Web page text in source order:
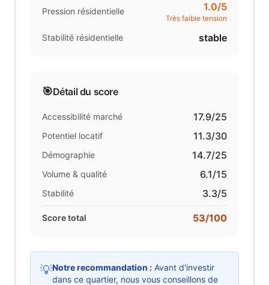
Pression résidentielle 1.0/5
Très faible tension
Stabilité résidentielle stable
🎯Détail du score
Accessibilité marché 17.9/25
Potentiel locatif 11.3/30
Démographie 14.7/25
Volume & qualité 6.1/15
Stabilité 3.3/5
Score total 53/100
💡Notre recommandation : Avant d'investir
dans ce quartier, nous vous conseillons de